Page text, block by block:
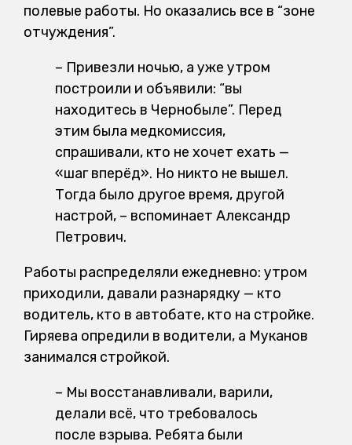
полевые работы. Но оказались все в “зоне
отчуждения”.
– Привезли ночью, а уже утром
построили и объявили: “вы
находитесь в Чернобыле”. Перед
этим была медкомиссия,
спрашивали, кто не хочет ехать —
«шаг вперёд». Но никто не вышел.
Тогда было другое время, другой
настрой, – вспоминает Александр
Петрович.
Работы распределяли ежедневно: утром
приходили, давали разнарядку — кто
водитель, кто в автобате, кто на стройке.
Гиряева опредили в водители, а Муканов
занимался стройкой.
– Мы восстанавливали, варили,
делали всё, что требовалось
после взрыва. Ребята были